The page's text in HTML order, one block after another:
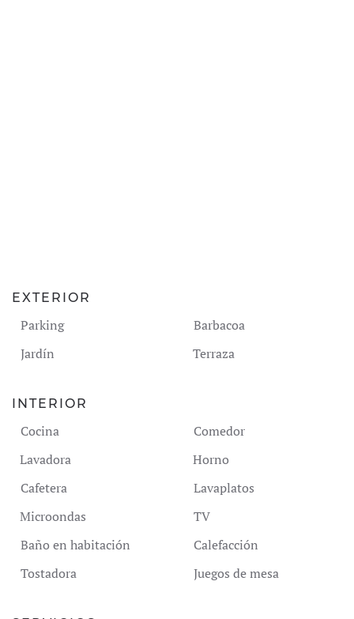
EXTERIOR
Parking
Barbacoa
Jardín
Terraza
INTERIOR
Cocina
Comedor
Lavadora
Horno
Cafetera
Lavaplatos
Microondas
TV
Baño en habitación
Calefacción
Tostadora
Juegos de mesa